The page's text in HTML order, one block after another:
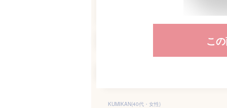
こ
KUMIKAN(40代・女性)